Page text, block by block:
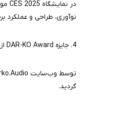
نوآوری، طراحی و
4. جایزه DAR-KO Award از Darko.Audio
گردید.